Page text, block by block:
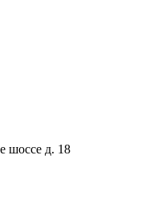
шоссе д. 18